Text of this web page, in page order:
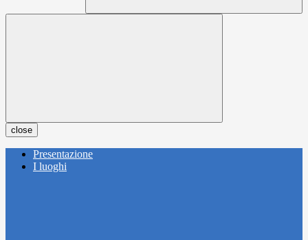
close
Presentazione
I luoghi